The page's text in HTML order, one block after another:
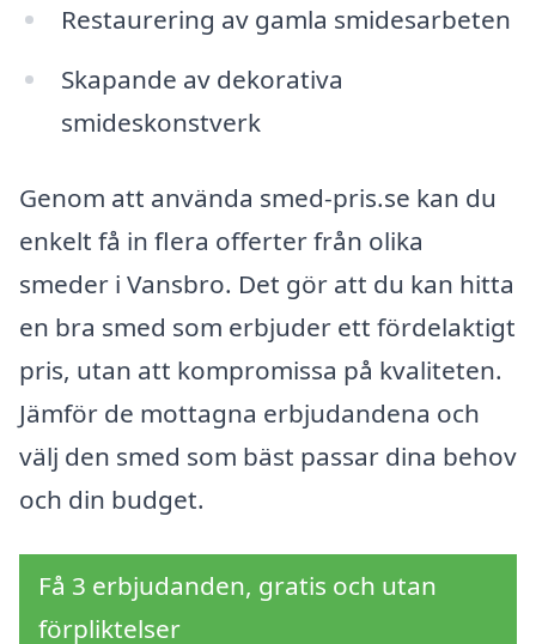
Restaurering av gamla smidesarbeten
Skapande av dekorativa
smideskonstverk
Genom att använda smed-pris.se kan du
enkelt få in flera offerter från olika
smeder i Vansbro. Det gör att du kan hitta
en bra smed som erbjuder ett fördelaktigt
pris, utan att kompromissa på kvaliteten.
Jämför de mottagna erbjudandena och
välj den smed som bäst passar dina behov
och din budget.
Få 3 erbjudanden, gratis och utan
förpliktelser